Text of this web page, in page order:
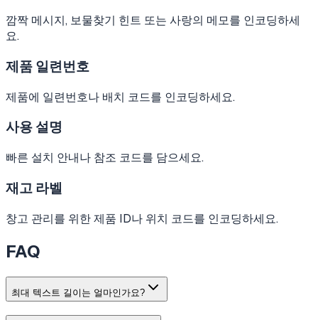
깜짝 메시지, 보물찾기 힌트 또는 사랑의 메모를 인코딩하세
요.
제품 일련번호
제품에 일련번호나 배치 코드를 인코딩하세요.
사용 설명
빠른 설치 안내나 참조 코드를 담으세요.
재고 라벨
창고 관리를 위한 제품 ID나 위치 코드를 인코딩하세요.
FAQ
최대 텍스트 길이는 얼마인가요?